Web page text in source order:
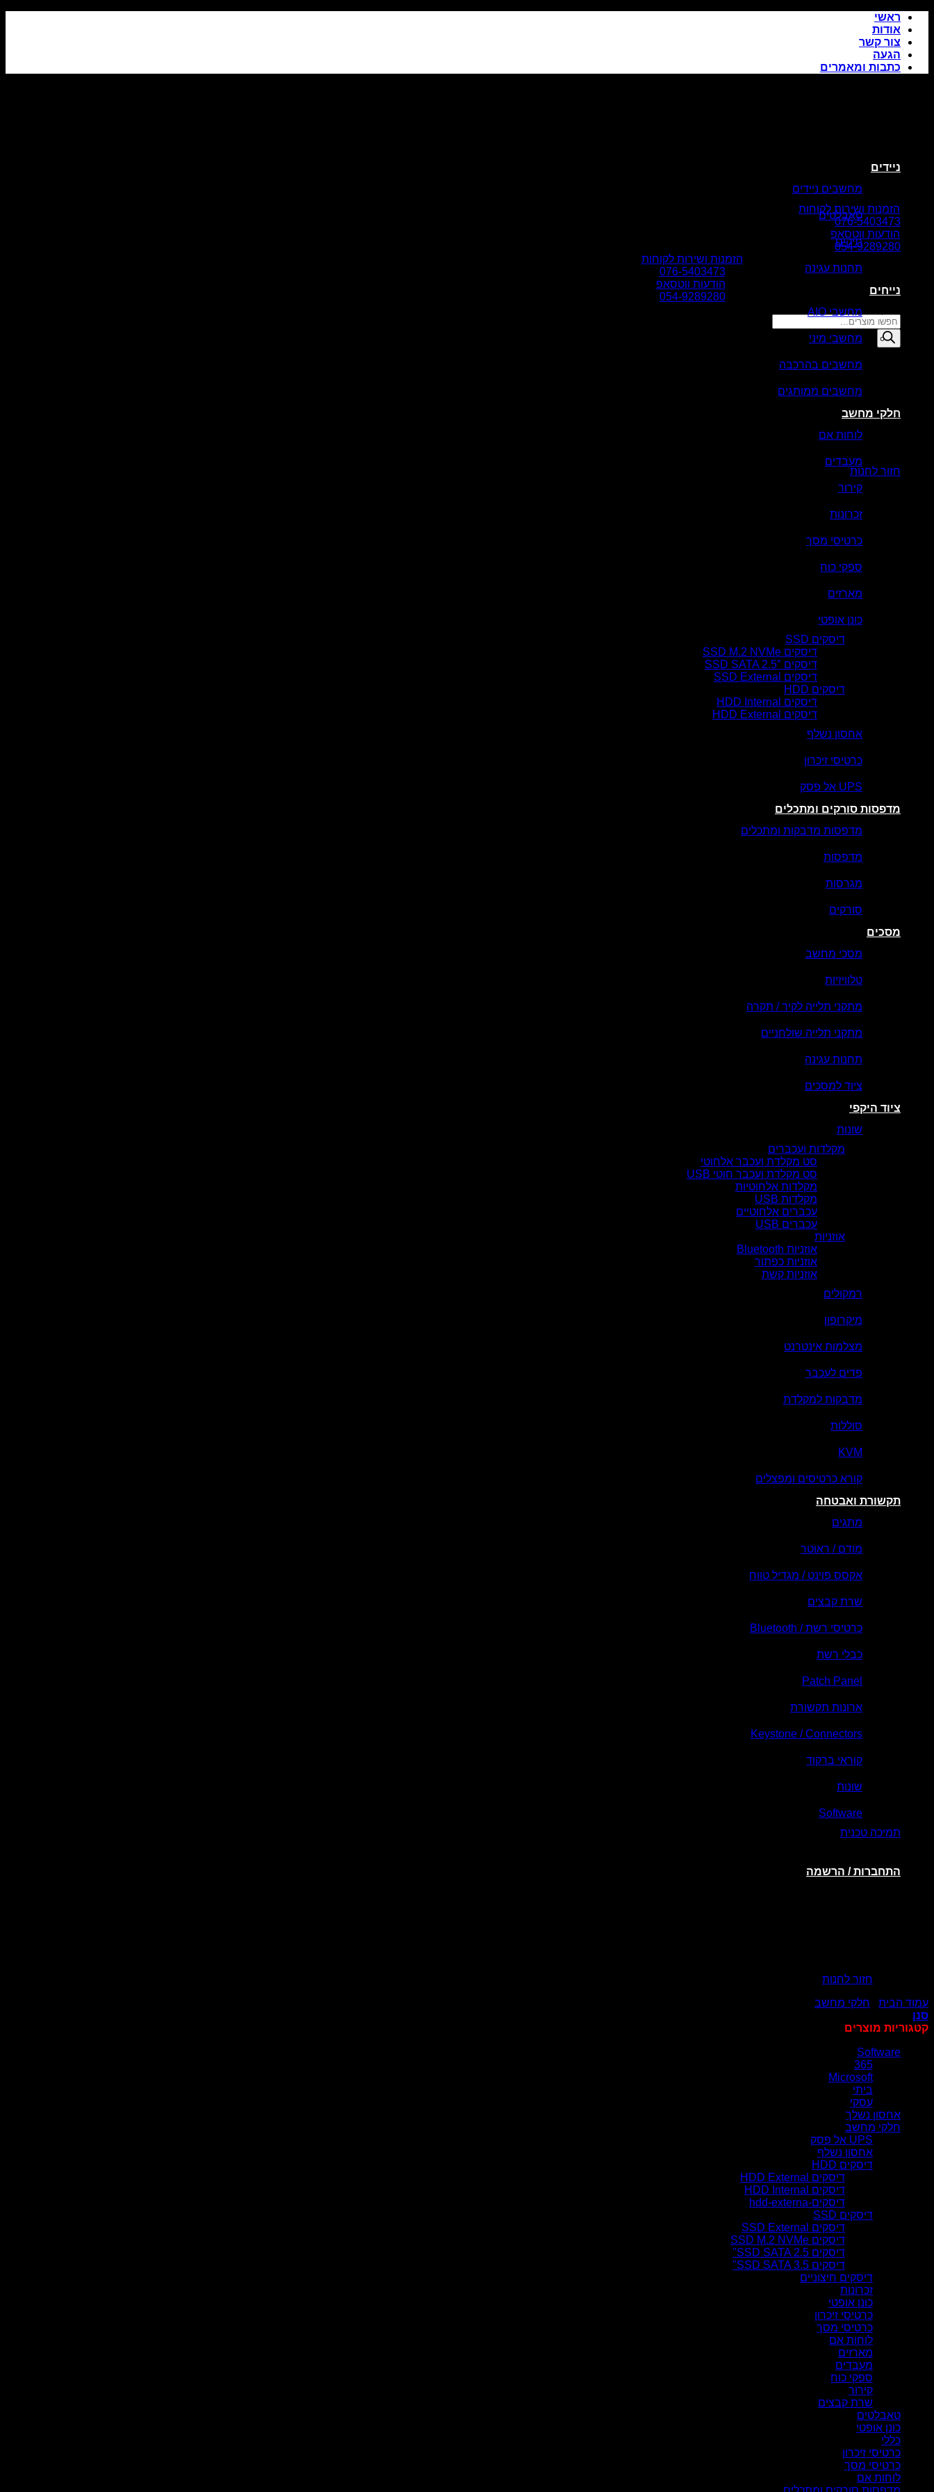
Skip
content
ראשי
אודות
צור קשר
הגעה
כתבות ומאמרים
הזמנות ושירות לקוחות
076-5403473
הודעות ווטסאפ
054-9289280
הזמנות ושירות לקוחות
076-5403473
הודעות ווטסאפ
054-9289280
Products
search
סל קניות
חזור לחנות
ניידים
מחשבים ניידים
טאבלטים
תיקים
תחנות עגינה
נייחים
מחשבי AIO
מחשבי מיני
מחשבים בהרכבה
מחשבים ממותגים
חלקי מחשב
לוחות אם
מעבדים
קירור
זכרונות
כרטיסי מסך
ספקי כוח
מארזים
כונן אופטי
דיסקים SSD
דיסקים SSD M.2 NVMe
דיסקים SSD SATA 2.5″
דיסקים SSD External
דיסקים HDD
דיסקים HDD Internal
דיסקים HDD External
אחסון נשלף
כרטיסי זיכרון
UPS אל פסק
מדפסות סורקים ומתכלים
מדפסות מדבקות ומתכלים
מדפסות
מגרסות
סורקים
מסכים
מסכי מחשב
טלוויזיות
מתקני תלייה לקיר / תקרה
מתקני תלייה שולחניים
תחנות עגינה
ציוד למסכים
ציוד היקפי
שונות
מקלדות ועכברים
סט מקלדת ועכבר אלחוטי
סט מקלדת ועכבר חוטי USB
מקלדות אלחוטיות
מקלדות USB
עכברים אלחוטיים
עכברים USB
אוזניות
אוזניות Bluetooth
אוזניות כפתור
אוזניות קשת
רמקולים
מיקרופון
מצלמות אינטרנט
פדים לעכבר
מדבקות למקלדת
סוללות
KVM
קורא כרטיסים ומפצלים
תקשורת ואבטחה
מתגים
מודם / ראוטר
אקסס פוינט / מגדיל טווח
שרת קבצים
כרטיסי רשת / Bluetooth
כבלי רשת
Patch Panel
ארונות תקשורת
Keystone / Connectors
קוראי ברקוד
שונות
Software
תמיכה טכנית
התחברות / הרשמה
חזור לחנות
עמוד הבית
חלקי מחשב
סנן
קטגוריות מוצרים
Software
365
Microsoft
ביתי
עסקי
אחסון נשלך
חלקי מחשב
UPS אל פסק
אחסון נשלף
דיסקים HDD
דיסקים HDD External
דיסקים HDD Internal
דיסקים-hdd-externa
דיסקים SSD
דיסקים SSD External
דיסקים SSD M.2 NVMe
דיסקים SSD SATA 2.5"
דיסקים SSD SATA 3.5"
דיסקים חיצוניים
זכרונות
כונן אופטי
כרטיסי זיכרון
כרטיסי מסך
לוחות אם
מארזים
מעבדים
ספקי כוח
קירור
שרת קבצים
טאבלטים
כונן אופטי
כללי
כרטיסי זיכרון
כרטיסי מסך
לוחות אם